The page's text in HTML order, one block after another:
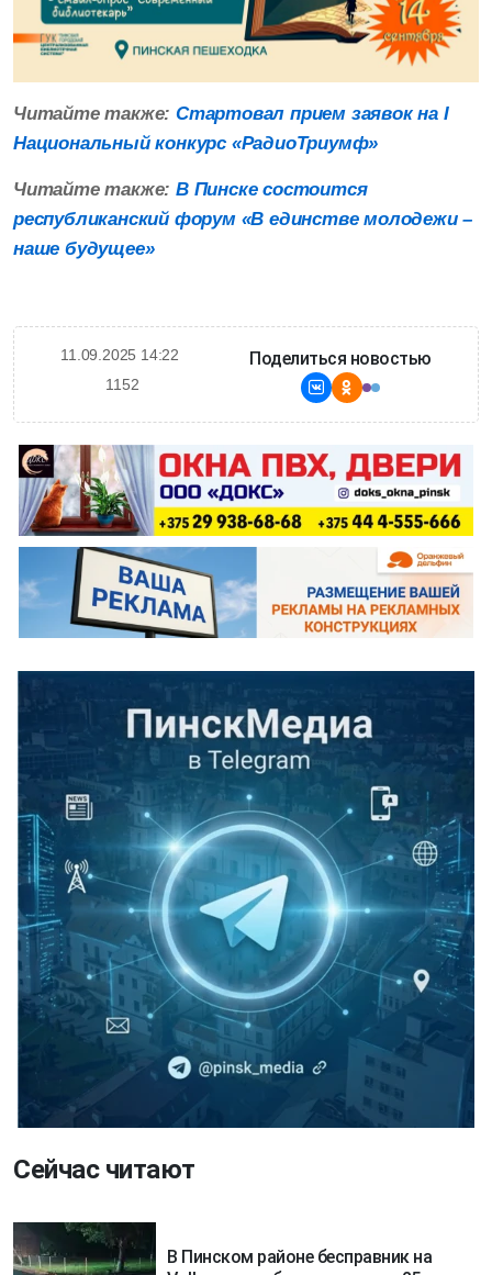
Читайте также:Стартовал прием заявок на I
Национальный конкурс «РадиоТриумф»
Читайте также:В Пинске состоится
республиканский форум «В единстве молодежи –
наше будущее»
11.09.2025 14:22
1152
Поделиться новостью
Сейчас читают
В Пинском районе бесправник на